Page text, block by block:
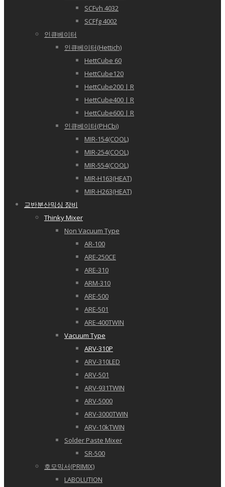
SCFvh 4032
SCFfg 4002
인큐베이터
인큐베이터(Hettich)
HettCube 60
HettCube120
HettCube200 | R
HettCube400 | R
HettCube600 | R
인큐베이터(PHCbi)
MIR-154(COOL)
MIR-254(COOL)
MIR-554(COOL)
MIR-H163(HEAT)
MIR-H263(HEAT)
교반분산믹싱 장비
Thinky Mixer
Non Vacuum Type
AR-100
ARE-250CE
ARE-310
ARM-310
ARE-500
ARE-501
ARE-400TWIN
Vacuum Type
ARV-310P
ARV-310LED
ARV-501
ARV-931TWIN
ARV-5000
ARV-3000TWIN
ARV-10kTWIN
Solder Paste Mixer
SR-500
호모믹서(PRIMIX)
LABOLUTION